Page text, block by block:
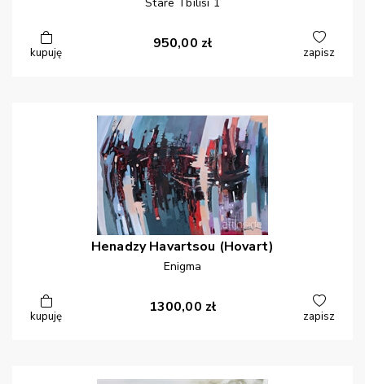
kupuję
950,00 zł
zapisz
Henadzy Havartsou (Hovart)
Enigma
kupuję
1300,00 zł
zapisz